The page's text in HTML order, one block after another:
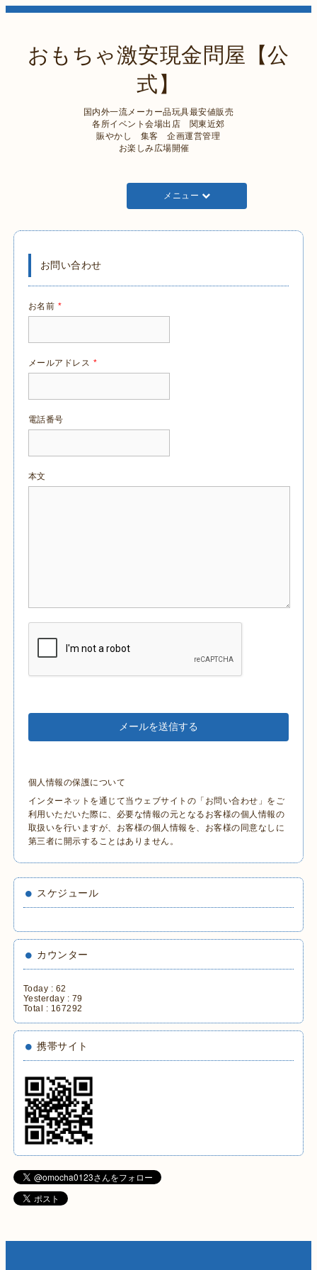
おもちゃ激安現金問屋【公
式】
国内外一流メーカー品玩具最安値販売
各所イベント会場出店 関東近郊
賑やかし 集客 企画運営管理
お楽しみ広場開催
メニュー
お問い合わせ
お名前 *
メールアドレス *
電話番号
本文
個人情報の保護について
インターネットを通じて当ウェブサイトの「お問い合わせ」をご
利用いただいた際に、必要な情報の元となるお客様の個人情報の
取扱いを行いますが、お客様の個人情報を、お客様の同意なしに
第三者に開示することはありません。
スケジュール
カウンター
Today : 62
Yesterday : 79
Total : 167292
携帯サイト